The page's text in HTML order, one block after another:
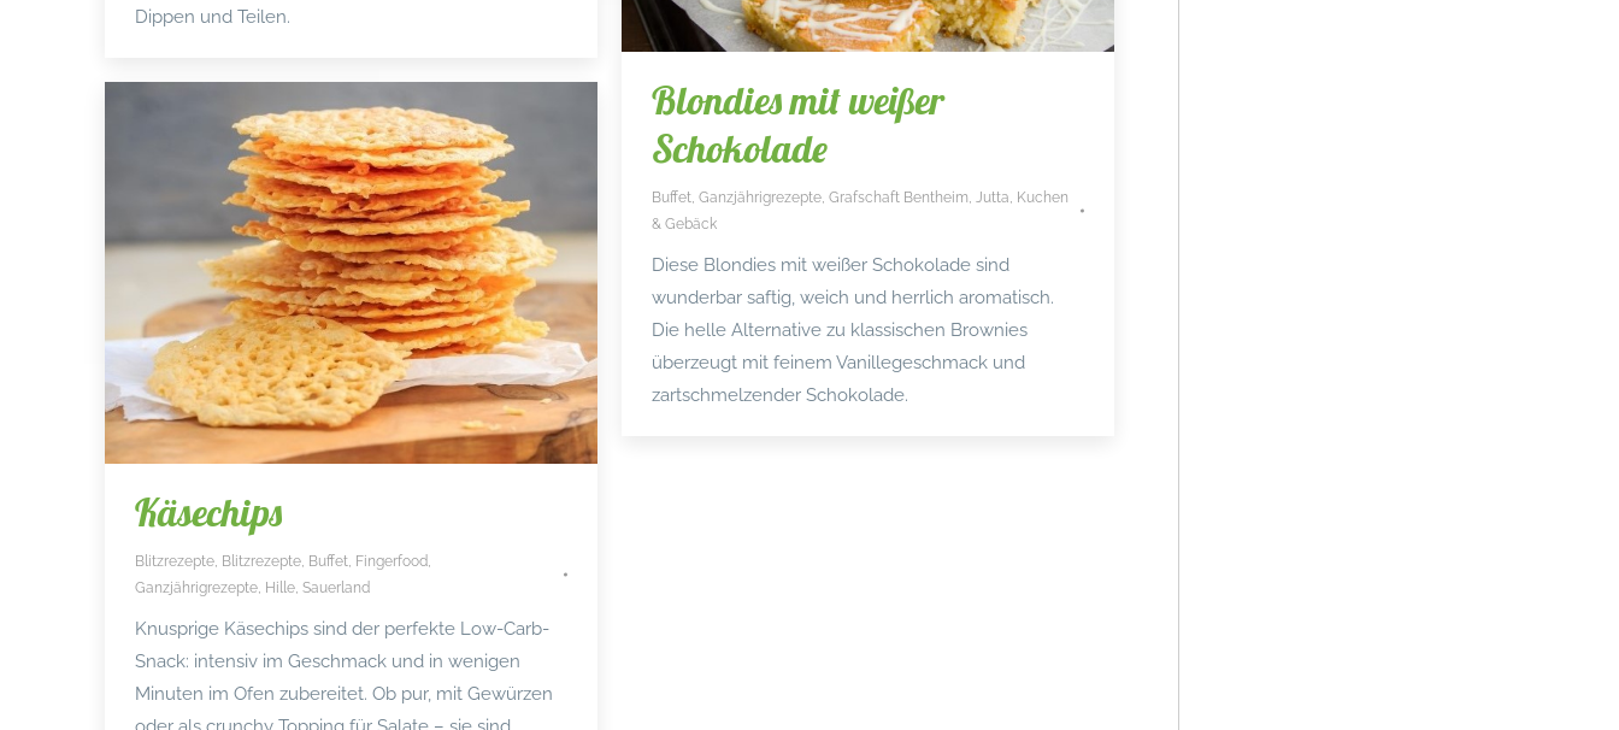
Dippen und Teilen.
Blondies mit weißer
Schokolade
Buffet, Ganzjährigrezepte, Grafschaft Bentheim, Jutta, Kuchen
& Gebäck
Diese Blondies mit weißer Schokolade sind
wunderbar saftig, weich und herrlich aromatisch.
Die helle Alternative zu klassischen Brownies
überzeugt mit feinem Vanillegeschmack und
zartschmelzender Schokolade.
Käsechips
Blitzrezepte, Blitzrezepte, Buffet, Fingerfood,
Ganzjährigrezepte, Hille, Sauerland
Knusprige Käsechips sind der perfekte Low-Carb-
Snack: intensiv im Geschmack und in wenigen
Minuten im Ofen zubereitet. Ob pur, mit Gewürzen